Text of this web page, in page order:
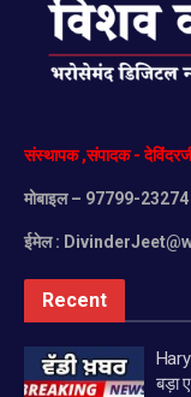
संस्थापक,संपादक-
मोबाइल– 97799-23274
ईमेल :
Recent
बड़ा